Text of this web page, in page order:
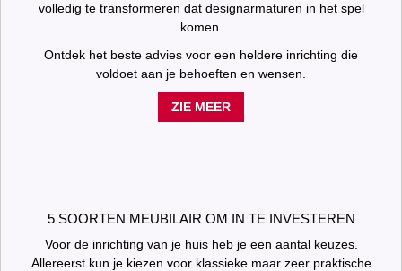
volledig te transformeren dat designarmaturen in het spel
komen.
Ontdek het beste advies voor een heldere inrichting die
voldoet aan je behoeften en wensen.
ZIE MEER
5 SOORTEN MEUBILAIR OM IN TE INVESTEREN
Voor de inrichting van je huis heb je een aantal keuzes.
Allereerst kun je kiezen voor klassieke maar zeer praktische